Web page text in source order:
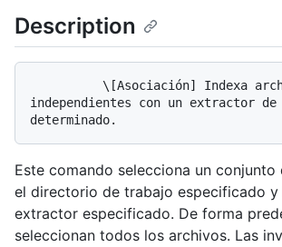
Description
independientes con un extractor de
Este comando selecciona un conjunto
el directorio de trabajo especificado y
extractor especificado. De forma
seleccionan todos los archivos. Las